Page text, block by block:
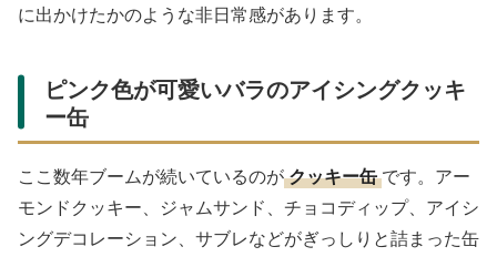
に出かけたかのような非日常感があります。
ピンク色が可愛いバラのアイシングクッキ
ー缶
ここ数年ブームが続いているのがクッキー缶 です。アー
モンドクッキー、ジャムサンド、チョコディップ、アイシ
ングデコレーション、サブレなどがぎっしりと詰まった缶